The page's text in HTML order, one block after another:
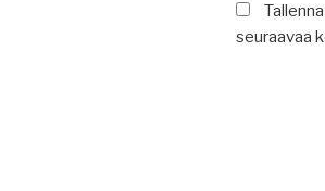
seuraavaa